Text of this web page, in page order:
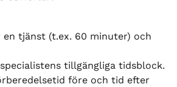
en tjänst (t.ex. 60 minuter) och
tillgängliga tidsblock.
före och tid efter